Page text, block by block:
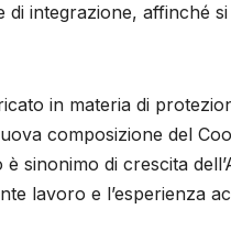
integrazione, affinché
in materia di
composizione del
sinonimo di crescita
lavoro e l’esperienza